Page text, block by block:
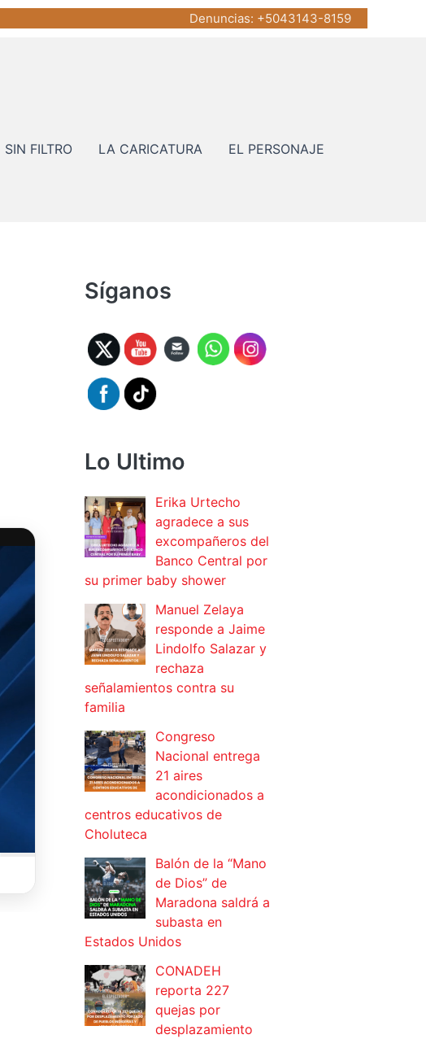
Denuncias: +5043143-8159
SIN FILTRO LA CARICATURA EL PERSONAJE
Síganos
Lo Ultimo
Erika Urtecho
agradece a sus
excompañeros del
Banco Central por
su primer baby shower
Manuel Zelaya
responde a Jaime
Lindolfo Salazar y
rechaza
señalamientos contra su
familia
Congreso
Nacional entrega
21 aires
acondicionados a
centros educativos de
Choluteca
Balón de la “Mano
de Dios” de
Maradona saldrá a
subasta en
Estados Unidos
CONADEH
reporta 227
quejas por
desplazamiento